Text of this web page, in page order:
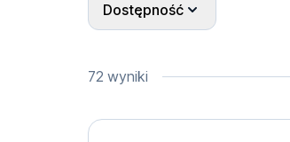
Dostępność
72 wyniki